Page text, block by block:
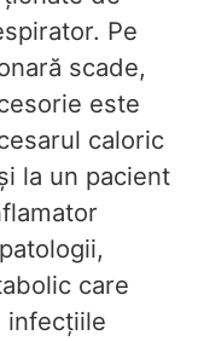
Pe
scade,
este
caloric
la un pacient
care
infecțiile